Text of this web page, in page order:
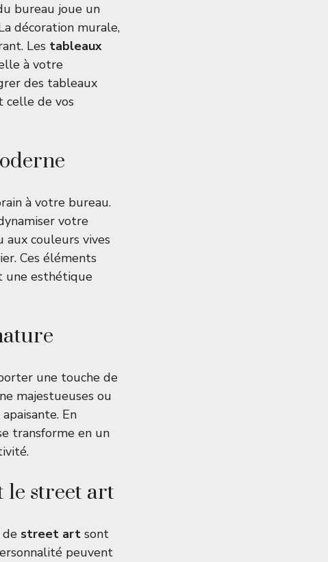
bureau joue un
décoration murale,
Les tableaux
à votre
des tableaux
celle de vos
à votre bureau.
votre
couleurs vives
Ces éléments
une esthétique
une touche de
majestueuses ou
En
transforme en un
le street art
street art sont
peuvent